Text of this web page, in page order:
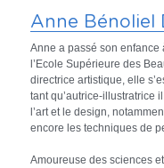
Anne Bénoliel
Anne a passé son enfance
l’Ecole Supérieure des
directrice artistique, elle
tant qu’autrice-illustratrice
l’art et le design,
encore les techniques de
Amoureuse des sciences